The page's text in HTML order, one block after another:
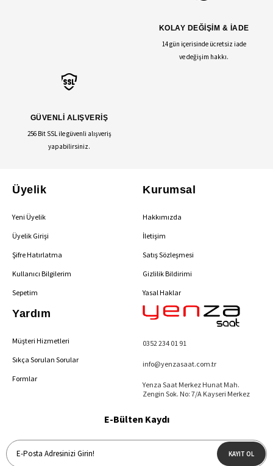
KOLAY DEĞİŞİM & İADE
14 gün içerisinde ücretsiz iade
ve değişim hakkı.
GÜVENLİ ALIŞVERİŞ
256 Bit SSL ile güvenli alışveriş
yapabilirsiniz.
Üyelik
Yeni Üyelik
Üyelik Girişi
Şifre Hatırlatma
Kullanıcı Bilgilerim
Sepetim
Kurumsal
Hakkımızda
İletişim
Satış Sözleşmesi
Gizlilik Bildirimi
Yasal Haklar
Yardım
Müşteri Hizmetleri
Sıkça Sorulan Sorular
Formlar
0352 234 01 91
info@yenzasaat.com.tr
Yenza Saat Merkez Hunat Mah.
Zengin Sok. No: 7/A Kayseri Merkez
E-Bülten Kaydı
KAYIT OL